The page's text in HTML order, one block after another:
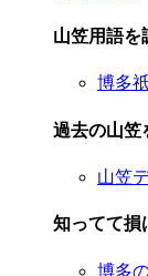
山笠用語を
博多
過去の山笠
山笠
知ってて損
博多